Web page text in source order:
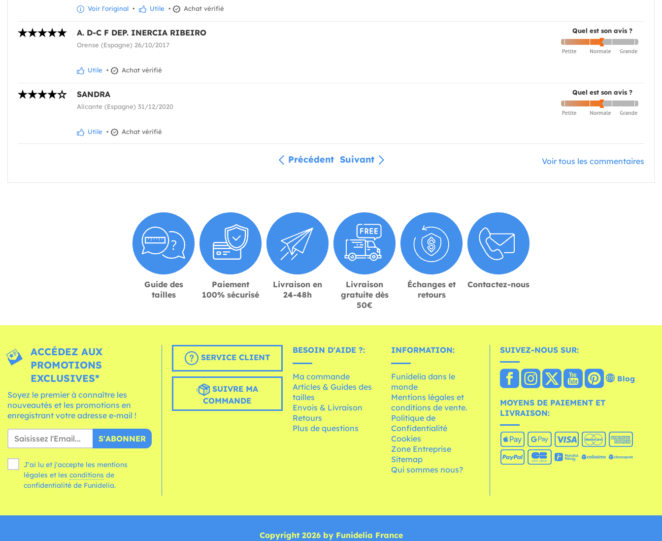
Voir l'original • Utile • Achat vérifié
Quel est son avis ?
A. D-C F DEP. INERCIA RIBEIRO
Orense (Espagne) 26/10/2017
Utile • Achat vérifié
Quel est son avis ?
SANDRA
Alicante (Espagne) 31/12/2020
Utile • Achat vérifié
Précédent Suivant Voir tous les commentaires
Guide des
tailles
Paiement
100% sécurisé
Livraison en
24-48h
Livraison
gratuite dès
50€
Échanges et
retours
Contactez-nous
ACCÉDEZ AUX
PROMOTIONS
EXCLUSIVES*
Soyez le premier à connaître les
nouveautés et les promotions en
enregistrant votre adresse e-mail !
S'ABONNER
J'ai lu et j'accepte les mentions
légales et les conditions
confidentialité de Funidelia.
SERVICE CLIENT
SUIVRE MA
COMMANDE
BESOIN D'AIDE ?:
Ma commande
Articles & Guides des
tailles
Envois & Livraison
Retours
Plus de questions
INFORMATION:
Funidelia dans le
monde
Mentions légales et
conditions de vente.
Politique de
Confidentialité
Cookies
Zone Entreprise
Sitemap
Qui sommes nous?
SUIVEZ-NOUS SUR:
Blog
MOYENS DE PAIEMENT ET
LIVRAISON:
Copyright 2026 by Funidelia France